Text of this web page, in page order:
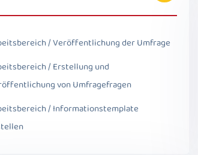
/ Veröffentlichung der Umfrage
/ Erstellung und
von Umfragefragen
/ Informationstemplate